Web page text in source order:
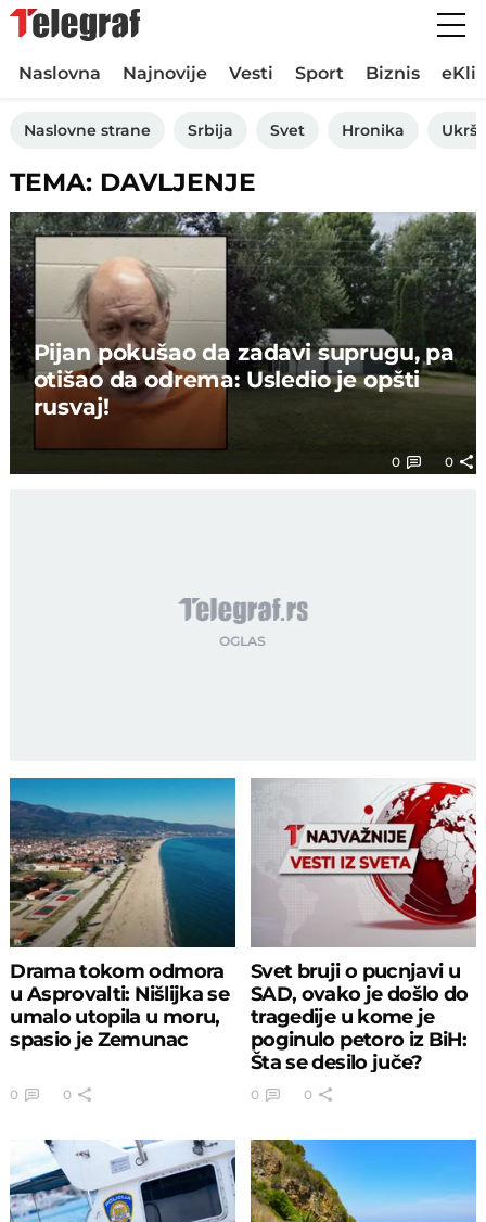
Naslovna Najnovije Vesti Sport Biznis
Naslovne strane Srbija Svet Hronika
TEMA: DAVLJENJE
Pijan pokušao da zadavi suprugu, pa
otišao da odrema: Usledio je opšti
rusvaj!
0 0
Drama tokom odmora
u Asprovalti: Nišlijka se
umalo utopila u moru,
spasio je Zemunac
0 0
Svet bruji o pucnjavi u
SAD, ovako je došlo do
tragedije u kome je
poginulo petoro iz BiH:
Šta se desilo juče?
0 0